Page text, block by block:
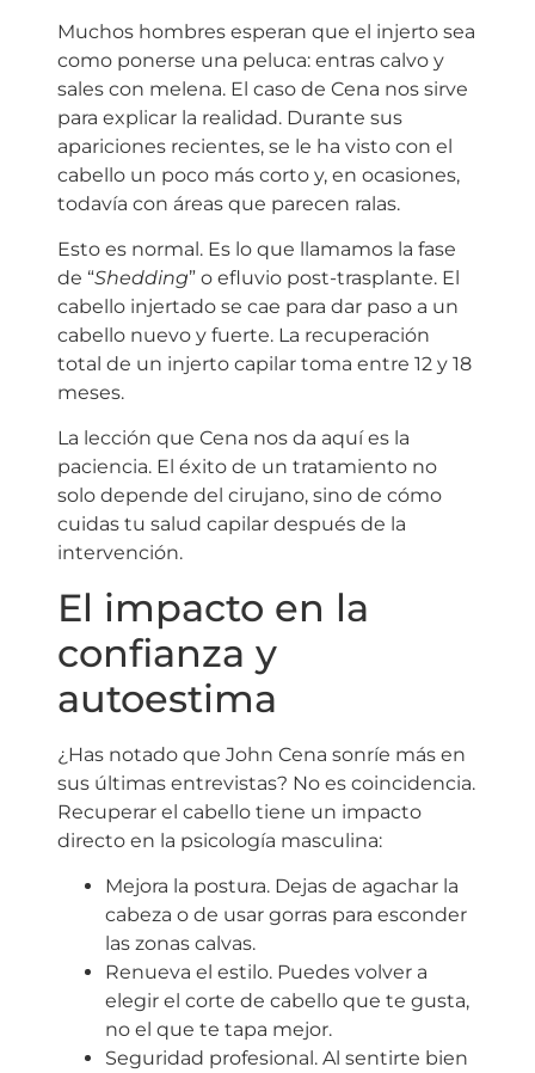
Muchos hombres esperan que el injerto sea
como ponerse una peluca: entras calvo y
sales con melena. El caso de Cena nos sirve
para explicar la realidad. Durante sus
apariciones recientes, se le ha visto con el
cabello un poco más corto y, en ocasiones,
todavía con áreas que parecen ralas.
Esto es normal. Es lo que llamamos la fase
de “Shedding” o efluvio post-trasplante. El
cabello injertado se cae para dar paso a un
cabello nuevo y fuerte. La recuperación
total de un injerto capilar toma entre 12 y 18
meses.
La lección que Cena nos da aquí es la
paciencia. El éxito de un tratamiento no
solo depende del cirujano, sino de cómo
cuidas tu salud capilar después de la
intervención.
El impacto en la
confianza y
autoestima
¿Has notado que John Cena sonríe más en
sus últimas entrevistas? No es coincidencia.
Recuperar el cabello tiene un impacto
directo en la psicología masculina:
Mejora la postura. Dejas de agachar la
cabeza o de usar gorras para esconder
las zonas calvas.
Renueva el estilo. Puedes volver a
elegir el corte de cabello que te gusta,
no el que te tapa mejor.
Seguridad profesional. Al sentirte bien